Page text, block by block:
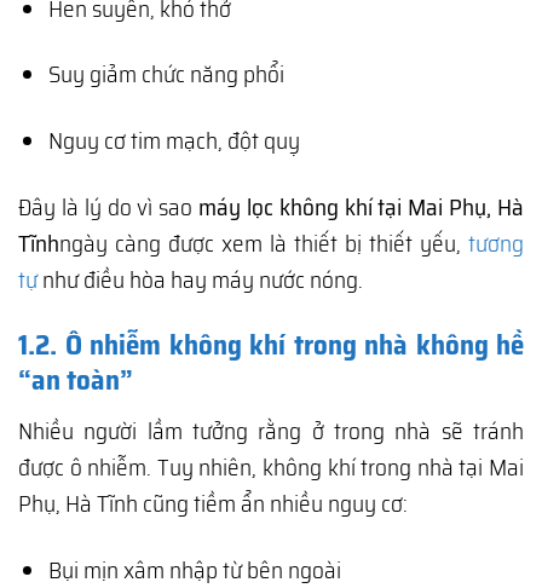
Hen suyễn, khó thở
Suy giảm chức năng phổi
Nguy cơ tim mạch, đột quỵ
Đây là lý do vì sao máy lọc không khí tại Mai Phụ, Hà
Tĩnhngày càng được xem là thiết bị thiết yếu, tương
tựnhư điều hòa hay máy nước nóng.
1.2. Ô nhiễm không khí trong nhà không hề
“an toàn”
Nhiều người lầm tưởng rằng ở trong nhà sẽ tránh
được ô nhiễm. Tuy nhiên, không khí trong nhà tại Mai
Phụ, Hà Tĩnh cũng tiềm ẩn nhiều nguy cơ:
Bụi mịn xâm nhập từ bên ngoài